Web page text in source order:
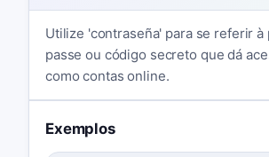
Utilize 'contraseña' para se referir à
passe ou código secreto que dá
como contas online.
Exemplos